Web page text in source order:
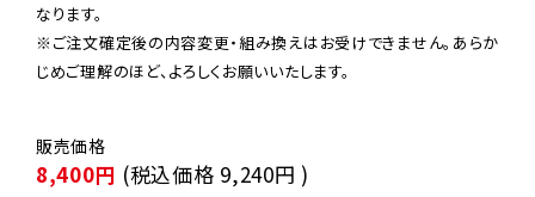
なります。
※ご注文確定後の内容変更・組み換えはお受けできません。あらか
じめご理解のほど、よろしくお願いいたします。
8,400円 (税込価格 9,240円 )